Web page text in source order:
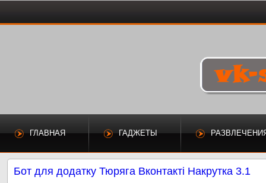
ГЛАВНАЯ ГАДЖЕТЫ
Бот для додатку Тюряга Вконтакті Накрутка 3.1